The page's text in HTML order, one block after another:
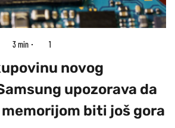
3 min 1
novog
upozorava da
biti još gora